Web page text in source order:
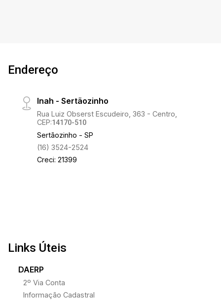
Endereço
Inah - Sertãozinho
Rua Luiz Obserst Escudeiro, 363 - Centro,
CEP:14170-510
Sertãozinho - SP
(16) 3524-2524
Creci: 21399
Links Úteis
DAERP
2º Via Conta
Informação Cadastral